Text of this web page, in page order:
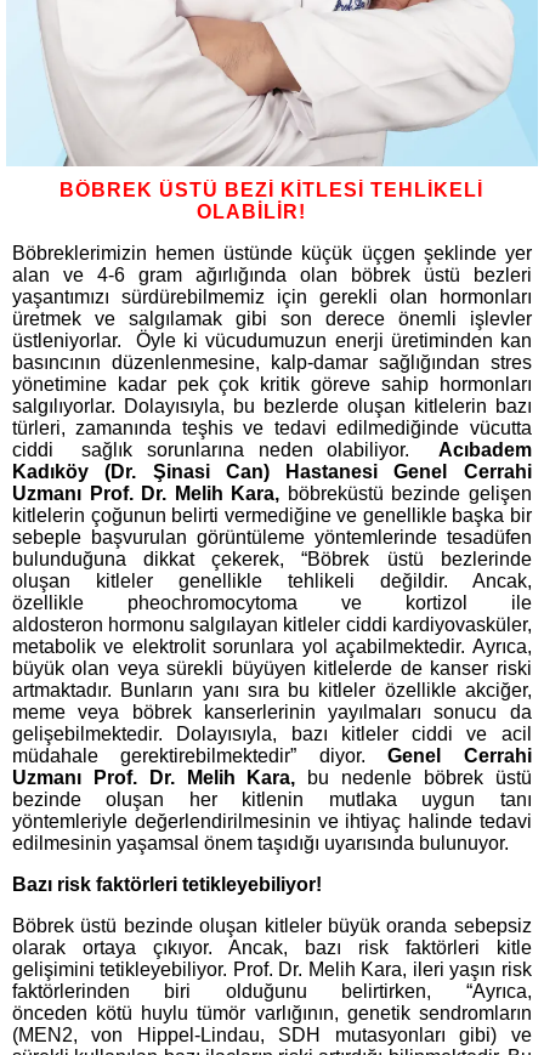
BÖBREK ÜSTÜ BEZİ KİTLESİ TEHLİKELİ
OLABİLİR!
Böbreklerimizin hemen üstünde küçük üçgen şeklinde yer
alan ve 4-6 gram ağırlığında olan böbrek üstü bezleri
yaşantımızı sürdürebilmemiz için gerekli olan hormonları
üretmek ve salgılamak gibi son derece önemli işlevler
üstleniyorlar. Öyle ki vücudumuzun enerji üretiminden kan
basıncının düzenlenmesine, kalp-damar sağlığından stres
yönetimine kadar pek çok kritik göreve sahip hormonları
salgılıyorlar. Dolayısıyla, bu bezlerde oluşan kitlelerin bazı
türleri, zamanında teşhis ve tedavi edilmediğinde vücutta
ciddi sağlık sorunlarına neden olabiliyor. Acıbadem
Kadıköy (Dr. Şinasi Can) Hastanesi Genel Cerrahi
Uzmanı Prof. Dr. Melih Kara, böbreküstü bezinde gelişen
kitlelerin çoğunun belirti vermediğine ve genellikle başka bir
sebeple başvurulan görüntüleme yöntemlerinde tesadüfen
bulunduğuna dikkat çekerek, “Böbrek üstü bezlerinde
oluşan kitleler genellikle tehlikeli değildir. Ancak,
özellikle pheochromocytoma ve kortizol ile
aldosteron hormonu salgılayan kitleler ciddi kardiyovasküler,
metabolik ve elektrolit sorunlara yol açabilmektedir. Ayrıca,
büyük olan veya sürekli büyüyen kitlelerde de kanser riski
artmaktadır. Bunların yanı sıra bu kitleler özellikle akciğer,
meme veya böbrek kanserlerinin yayılmaları sonucu da
gelişebilmektedir. Dolayısıyla, bazı kitleler ciddi ve acil
müdahale gerektirebilmektedir” diyor. Genel Cerrahi
Uzmanı Prof. Dr. Melih Kara, bu nedenle böbrek üstü
bezinde oluşan her kitlenin mutlaka uygun tanı
yöntemleriyle değerlendirilmesinin ve ihtiyaç halinde tedavi
edilmesinin yaşamsal önem taşıdığı uyarısında bulunuyor.
Bazı risk faktörleri tetikleyebiliyor!
Böbrek üstü bezinde oluşan kitleler büyük oranda sebepsiz
olarak ortaya çıkıyor. Ancak, bazı risk faktörleri kitle
gelişimini tetikleyebiliyor. Prof. Dr. Melih Kara, ileri yaşın risk
faktörlerinden biri olduğunu belirtirken, “Ayrıca,
önceden kötü huylu tümör varlığının, genetik sendromların
(MEN2, von Hippel-Lindau, SDH mutasyonları gibi) ve